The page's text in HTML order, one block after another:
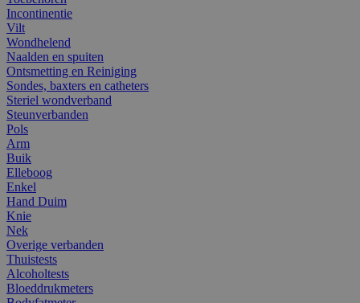
Incontinentie
Vilt
Wondhelend
Naalden en spuiten
Ontsmetting en Reiniging
Sondes, baxters en catheters
Steriel wondverband
Steunverbanden
Pols
Arm
Buik
Elleboog
Enkel
Hand Duim
Knie
Nek
Overige verbanden
Thuistests
Alcoholtests
Bloeddrukmeters